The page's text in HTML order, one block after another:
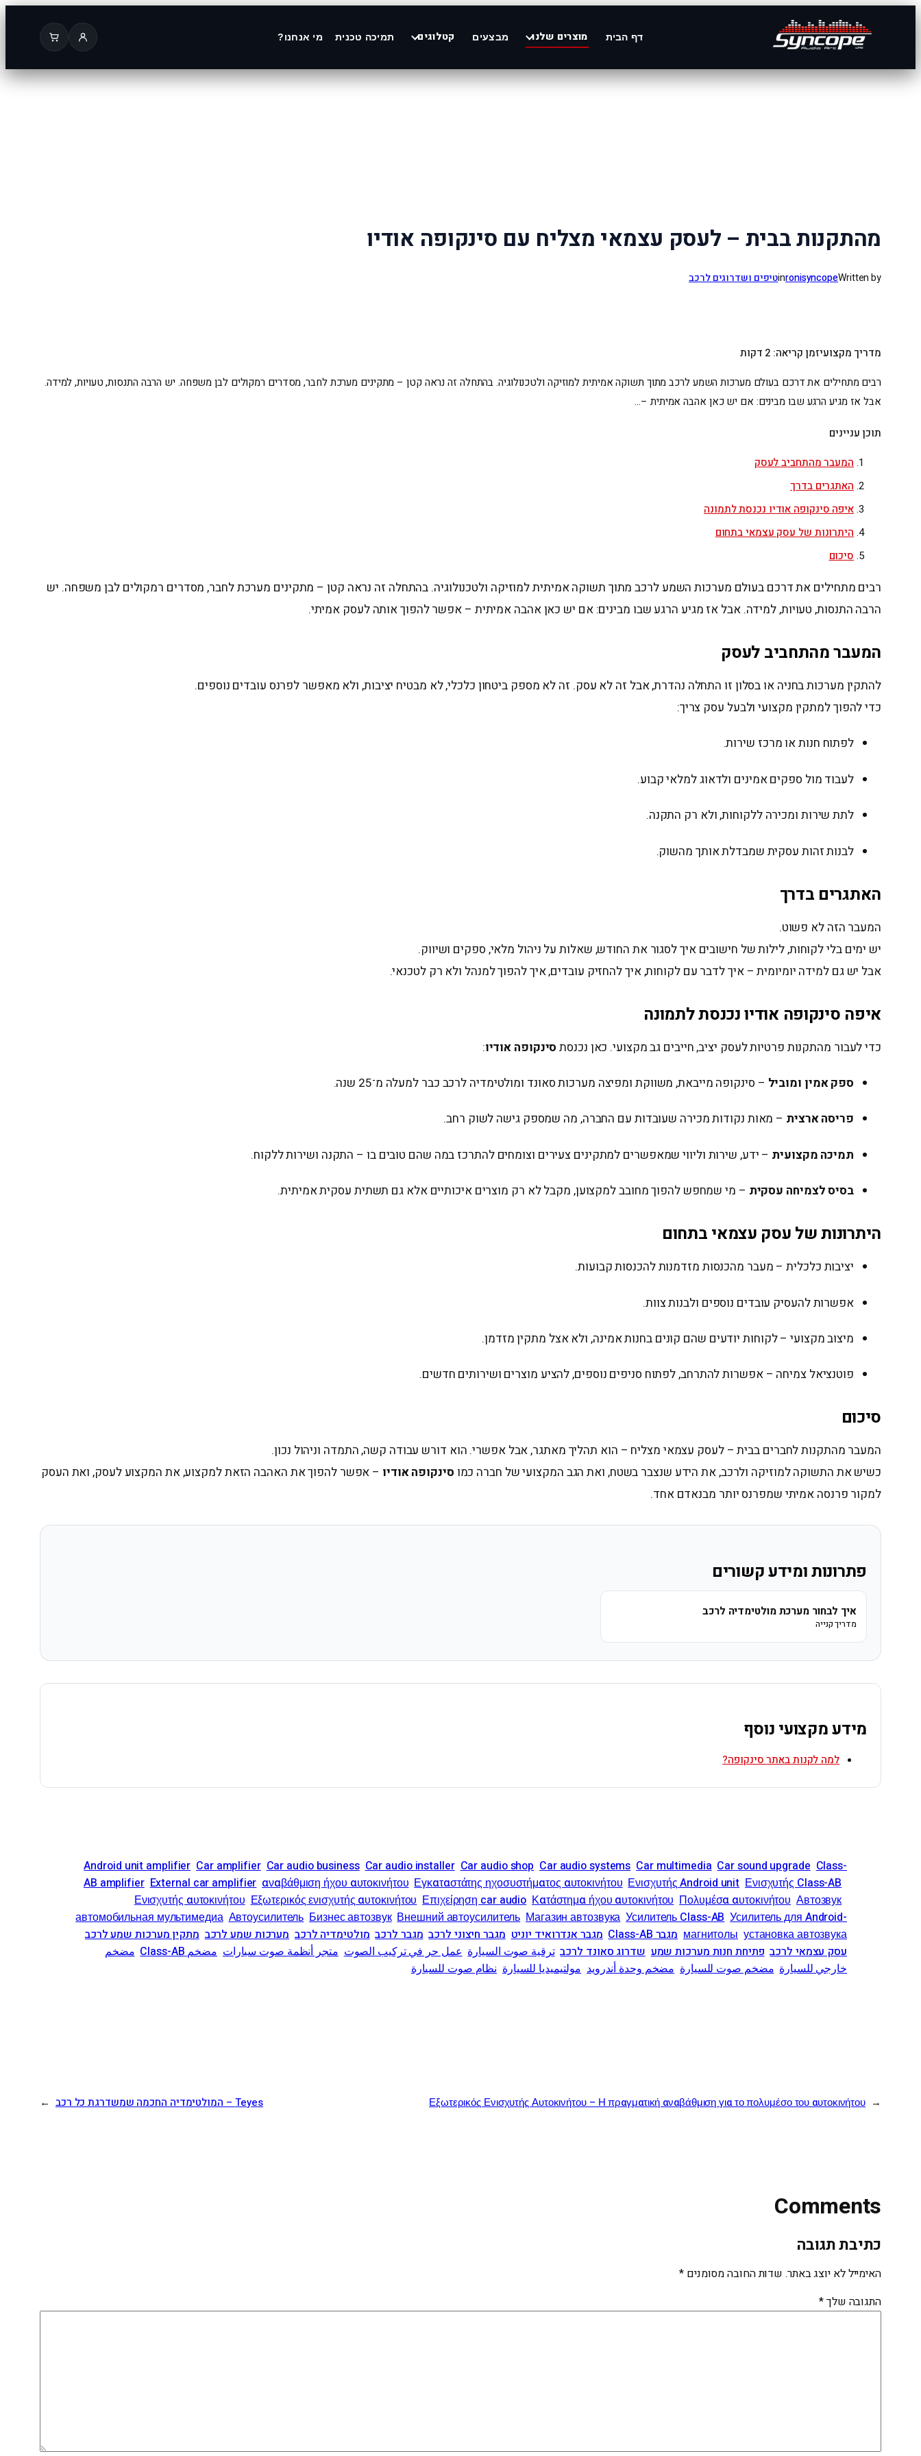
דף הבית מוצרים שלנו מבצעים קטלוגים תמיכה טכנית מי אנחנו?
לדלג
מהתקנות בבית – לעסק עצמאי מצליח עם סינקופה אודיו
Written by
ronisyncope
inטיפים ושדרוגים לרכב
מדריך מקצועיזמן קריאה: 2 דקות
רבים מתחילים את דרכם בעולם מערכות השמע לרכב מתוך תשוקה אמיתית למוזיקה ולטכנולוגיה. בהתחלה זה נראה קטן – מתקינים מערכת לחבר, מסדרים רמקולים לבן משפחה. יש הרבה התנסות, טעויות, למידה.
אבל אז מגיע הרגע שבו מבינים: אם יש כאן אהבה אמיתית –…
תוכן עניינים
המעבר מהתחביב לעסק
האתגרים בדרך
איפה סינקופה אודיו נכנסת לתמונה
היתרונות של עסק עצמאי בתחום
סיכום
רבים מתחילים את דרכם בעולם מערכות השמע לרכב מתוך תשוקה אמיתית למוזיקה ולטכנולוגיה. בהתחלה זה נראה קטן – מתקינים מערכת לחבר, מסדרים רמקולים לבן משפחה. יש
הרבה התנסות, טעויות, למידה. אבל אז מגיע הרגע שבו מבינים: אם יש כאן אהבה אמיתית – אפשר להפוך אותה לעסק אמיתי.
המעבר מהתחביב לעסק
להתקין מערכות בחניה או בסלון זו התחלה נהדרת, אבל זה לא עסק. זה לא מספק ביטחון כלכלי, לא מבטיח יציבות, ולא מאפשר לפרנס עובדים נוספים.
כדי להפוך למתקין מקצועי ולבעל עסק צריך:
לפתוח חנות או מרכז שירות.
לעבוד מול ספקים אמינים ולדאוג למלאי קבוע.
לתת שירות ומכירה ללקוחות, ולא רק התקנה.
לבנות זהות עסקית שמבדלת אותך מהשוק.
האתגרים בדרך
המעבר הזה לא פשוט.
יש ימים בלי לקוחות, לילות של חישובים איך לסגור את החודש, שאלות על ניהול מלאי, ספקים ושיווק.
אבל יש גם למידה יומיומית – איך לדבר עם לקוחות, איך להחזיק עובדים, איך להפוך למנהל ולא רק לטכנאי.
איפה סינקופה אודיו נכנסת לתמונה
כדי לעבור מהתקנות פרטיות לעסק יציב, חייבים גב מקצועי. כאן נכנסת סינקופה אודיו:
ספק אמין ומוביל – סינקופה מייבאת, משווקת ומפיצה מערכות סאונד ומולטימדיה לרכב כבר למעלה מ־25 שנה.
פריסה ארצית – מאות נקודות מכירה שעובדות עם החברה, מה שמספק גישה לשוק רחב.
תמיכה מקצועית – ידע, שירות וליווי שמאפשרים למתקינים צעירים וצומחים להתרכז במה שהם טובים בו – התקנה ושירות ללקוח.
בסיס לצמיחה עסקית – מי שמחפש להפוך מחובב למקצוען, מקבל לא רק מוצרים איכותיים אלא גם תשתית עסקית אמיתית.
היתרונות של עסק עצמאי בתחום
יציבות כלכלית – מעבר מהכנסות מזדמנות להכנסות קבועות.
אפשרות להעסיק עובדים נוספים ולבנות צוות.
מיצוב מקצועי – לקוחות יודעים שהם קונים בחנות אמינה, ולא אצל מתקין מזדמן.
פוטנציאל צמיחה – אפשרות להתרחב, לפתוח סניפים נוספים, להציע מוצרים ושירותים חדשים.
סיכום
המעבר מהתקנות לחברים בבית – לעסק עצמאי מצליח – הוא תהליך מאתגר, אבל אפשרי. הוא דורש עבודה קשה, התמדה וניהול נכון.
כשיש את התשוקה למוזיקה ולרכב, את הידע שנצבר בשטח, ואת הגב המקצועי של חברה כמו סינקופה אודיו – אפשר להפוך את האהבה הזאת למקצוע, את המקצוע לעסק, ואת העסק
למקור פרנסה אמיתי שמפרנס יותר מבנאדם אחד.
פתרונות ומידע קשורים
איך לבחור מערכת מולטימדיה לרכב
מדריך קנייה
מידע מקצועי נוסף
למה לקנות באתר סינקופה?
Android unit amplifier Car amplifier Car audio business Car audio installer Car audio shop Car audio systems Car multimedia Car sound upgrade Class-
AB amplifier External car amplifier αναβάθμιση ήχου αυτοκινήτου Εγκαταστάτης ηχοσυστήματος αυτοκινήτου Ενισχυτής Android unit Ενισχυτής Class-AB
Ενισχυτής αυτοκινήτου Εξωτερικός ενισχυτής αυτοκινήτου Επιχείρηση car audio Κατάστημα ήχου αυτοκινήτου Πολυμέσα αυτοκινήτου Автозвук
автомобильная мультимедиа Автоусилитель Бизнес автозвук Внешний автоусилитель Магазин автозвука Усилитель Class-AB Усилитель для Android-
магнитолы установка автозвука מגבר Class-AB מגבר אנדרואיד יוניט מגבר חיצוני לרכב מגבר לרכב מולטימדיה לרכב מערכות שמע לרכב מתקין מערכות שמע לרכב
עסק עצמאי לרכב פתיחת חנות מערכות שמע שדרוג סאונד לרכב ترقية صوت السيارة عمل حر في تركيب الصوت متجر أنظمة صوت سيارات مضخم Class-AB
مضخم
خارجي للسيارة مضخم صوت للسيارة مضخم وحدة أندرويد مولتيميديا للسيارة نظام صوت للسيارة
←
Εξωτερικός Ενισχυτής Αυτοκινήτου – Η πραγματική αναβάθμιση για το πολυμέσο του αυτοκινήτου Teyes – המולטימדיה החכמה שמשדרגת כל רכב →
Comments
כתיבת תגובה
האימייל לא יוצג באתר. שדות החובה מסומנים *
התגובה שלך*